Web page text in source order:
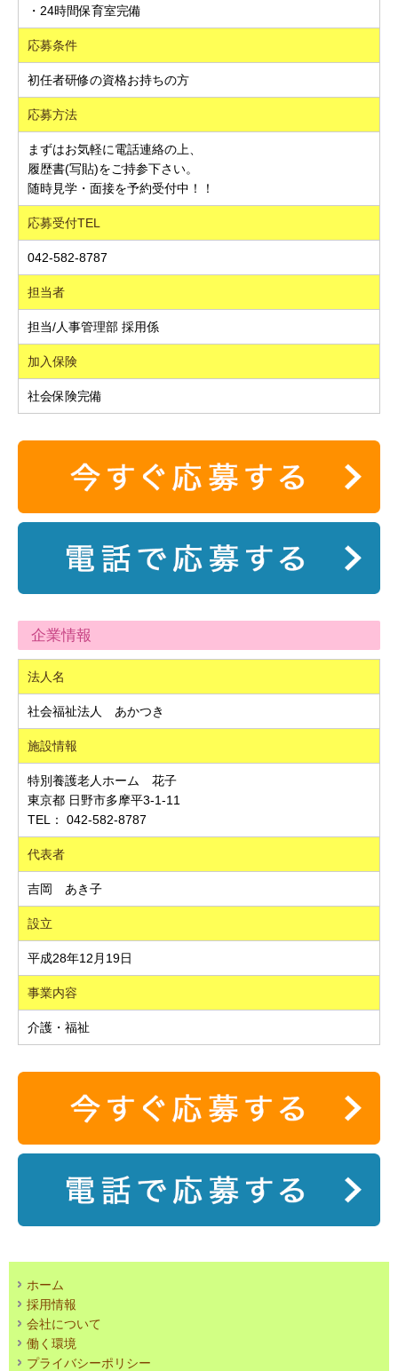
・24時間保育室完備
応募条件
初任者研修の資格お持ちの方
応募方法
まずはお気軽に電話連絡の上、
履歴書(写貼)をご持参下さい。
随時見学・面接を予約受付中！！
応募受付TEL
042-582-8787
担当者
担当/人事管理部 採用係
加入保険
社会保険完備
企業情報
法人名
社会福祉法人 あかつき
施設情報
特別養護老人ホーム 花子
東京都 日野市多摩平3-1-11
TEL： 042-582-8787
代表者
吉岡 あき子
設立
平成28年12月19日
事業内容
介護・福祉
ホーム
採用情報
会社について
働く環境
プライバシーポリシー